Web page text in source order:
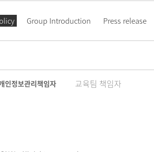
Group Introduction Press release
인정보관리책임자 교육팀 책임자